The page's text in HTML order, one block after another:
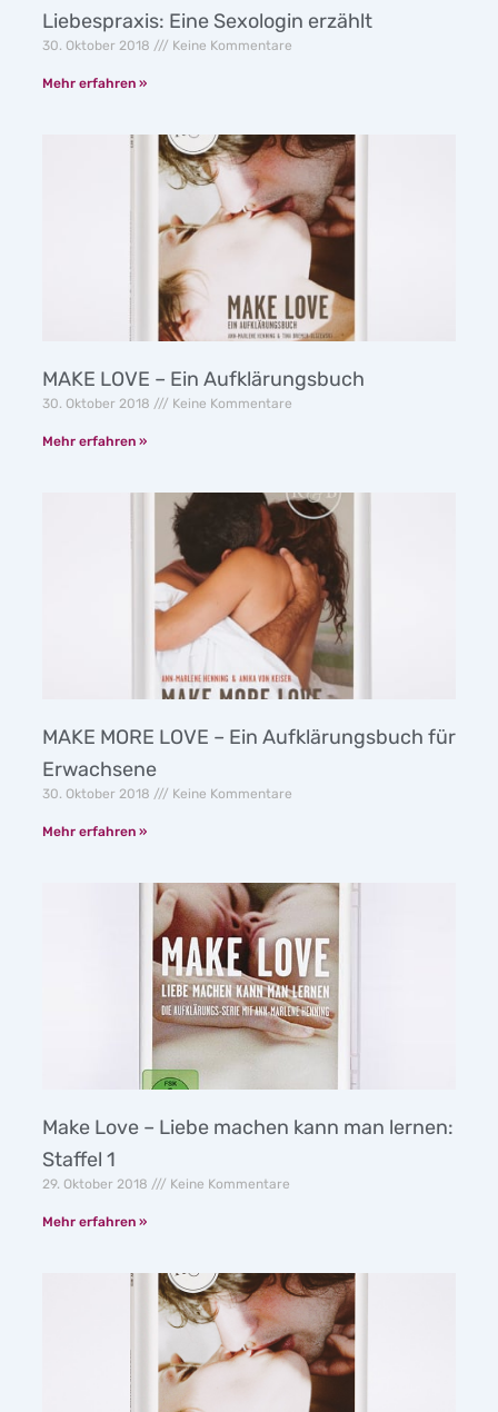
Liebespraxis: Eine Sexologin erzählt
30. Oktober 2018 Keine Kommentare
Mehr erfahren »
MAKE LOVE – Ein Aufklärungsbuch
30. Oktober 2018 Keine Kommentare
Mehr erfahren »
MAKE MORE LOVE – Ein Aufklärungsbuch für
Erwachsene
30. Oktober 2018 Keine Kommentare
Mehr erfahren »
Make Love – Liebe machen kann man lernen:
Staffel 1
29. Oktober 2018 Keine Kommentare
Mehr erfahren »